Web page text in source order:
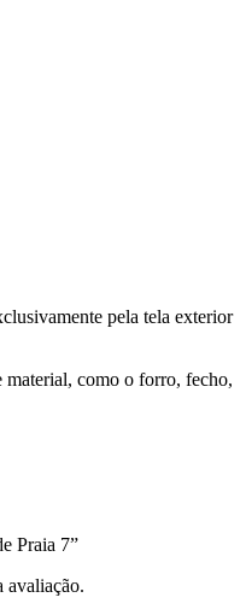
pela tela exterior
como o forro, fecho,
Praia 7”
avaliação.